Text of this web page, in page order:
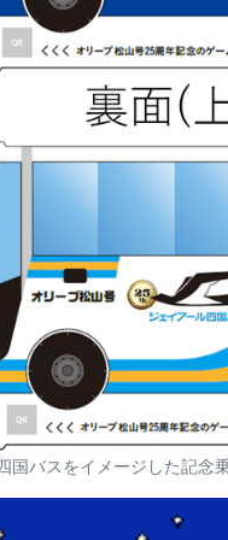
国バスをイメージした記念